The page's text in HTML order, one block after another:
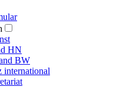
HN
BW
international